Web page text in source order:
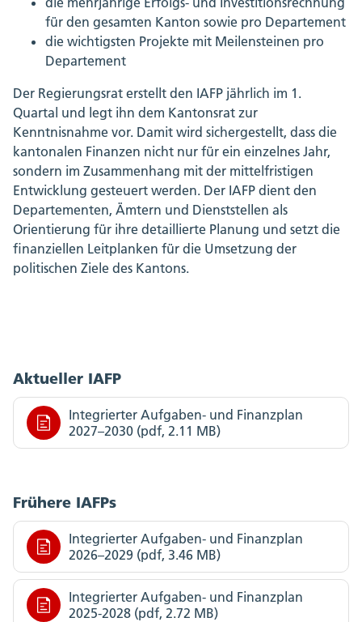
für den gesamten Kanton sowie pro Departement
die wichtigsten Projekte mit Meilensteinen pro
Departement
Der Regierungsrat erstellt den IAFP jährlich im 1.
Quartal und legt ihn dem Kantonsrat zur
Kenntnisnahme vor. Damit wird sichergestellt, dass die
kantonalen Finanzen nicht nur für ein einzelnes Jahr,
sondern im Zusammenhang mit der mittelfristigen
Entwicklung gesteuert werden. Der IAFP dient den
Departementen, Ämtern und Dienststellen als
Orientierung für ihre detaillierte Planung und setzt die
ﬁnanziellen Leitplanken für die Umsetzung der
politischen Ziele des Kantons.
Aktueller IAFP
Integrierter Aufgaben- und Finanzplan
2027–2030 (pdf, 2.11 MB)
Frühere IAFPs
Integrierter Aufgaben- und Finanzplan
2026–2029 (pdf, 3.46 MB)
Integrierter Aufgaben- und Finanzplan
2025-2028 (pdf, 2.72 MB)